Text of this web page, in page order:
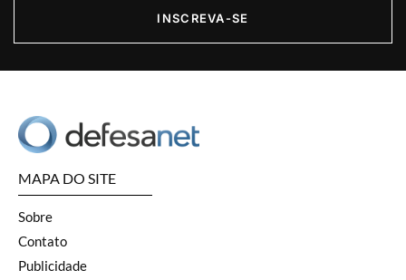
INSCREVA-SE
MAPA DO SITE
Sobre
Contato
Publicidade